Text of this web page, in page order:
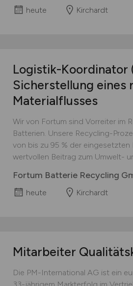
heute Kirchardt
Logistik-Koordinator
Sicherstellung eines
Materialflusses
Wir von Fortum sind Vorreiter im
Batterien. Unsere Recycling-
von bis zu 95 % der eingesetzten
wertvollen Beitrag zum Umwelt-
Fortum Batterie Recycling
heute Kirchardt
Mitarbeiter
Die PM-International AG ist ein